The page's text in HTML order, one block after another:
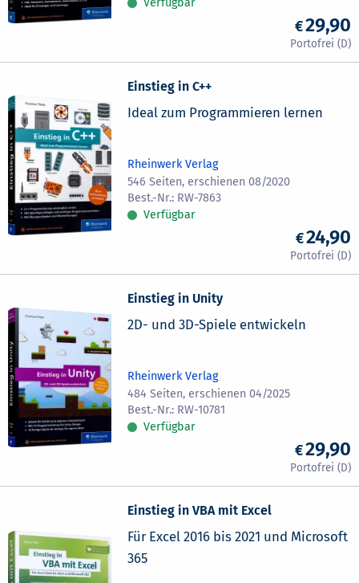
29,90
Einstieg in C++
Ideal zum Programmieren lernen
Rheinwerk Verlag
546 Seiten, erschienen 08/2020
RW-7863
Verfügbar
24,90
Einstieg in Unity
2D- und 3D-Spiele entwickeln
Rheinwerk Verlag
484 Seiten, erschienen 04/2025
RW-10781
Verfügbar
29,90
Einstieg in VBA mit Excel
Für Excel 2016 bis 2021 und Microsoft
365